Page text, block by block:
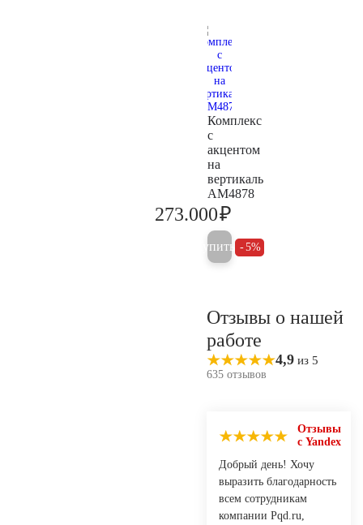
Комплекс
с
акцентом
на
вертикаль
AM4878
273.000₽
Купить 5%
Отзывы о нашей
работе
4,9 из 5
635 отзывов
Отзывы
с Yandex
Добрый день! Хочу
выразить благодарность
всем сотрудникам
компании Pqd.ru,